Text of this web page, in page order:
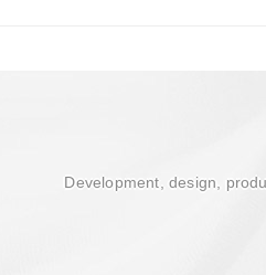
Development, design,